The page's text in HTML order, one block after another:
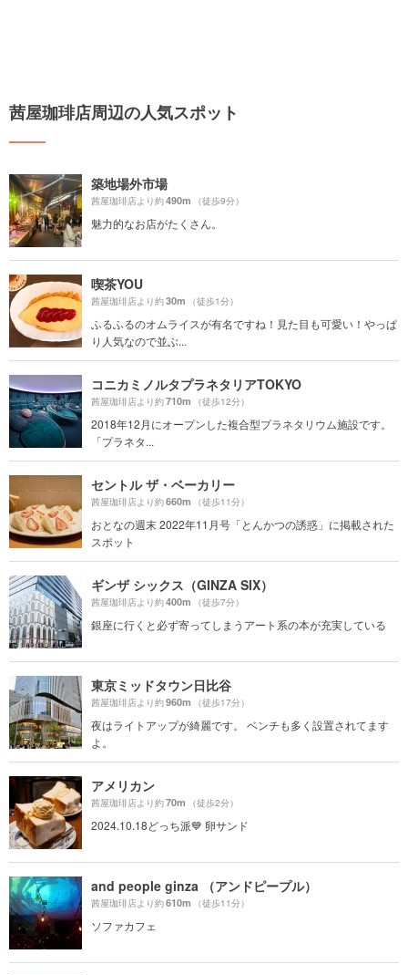
茜屋珈琲店周辺の人気スポット
築地場外市場
茜屋珈琲店より約490m （徒歩9分）
魅力的なお店がたくさん。
喫茶YOU
茜屋珈琲店より約30m （徒歩1分）
ふるふるのオムライスが有名ですね！見た目も可愛い！やっぱ
り人気なので並ぶ...
コニカミノルタプラネタリアTOKYO
茜屋珈琲店より約710m （徒歩12分）
2018年12月にオープンした複合型プラネタリウム施設です。
「プラネタ...
セントル ザ・ベーカリー
茜屋珈琲店より約660m （徒歩11分）
おとなの週末 2022年11月号「とんかつの誘惑」に掲載された
スポット
ギンザ シックス（GINZA SIX）
茜屋珈琲店より約400m （徒歩7分）
銀座に行くと必ず寄ってしまうアート系の本が充実している
東京ミッドタウン日比谷
茜屋珈琲店より約960m （徒歩17分）
夜はライトアップが綺麗です。 ベンチも多く設置されてます
よ。
アメリカン
茜屋珈琲店より約70m （徒歩2分）
2024.10.18どっち派💙 卵サンド
and people ginza （アンドピープル）
茜屋珈琲店より約610m （徒歩11分）
ソファカフェ